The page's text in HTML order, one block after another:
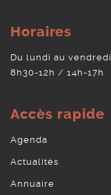
Horaires
Du lundi au vendredi
8h30-12h / 14h-17h
Accès rapide
Agenda
Actualités
Annuaire